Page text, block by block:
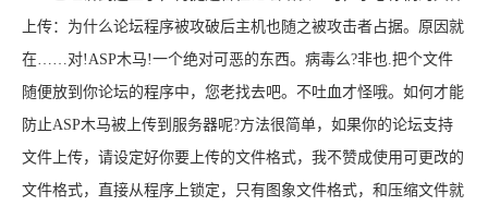
上传：为什么论坛程序被攻破后主机也随之被攻击者占据。原因就
在……对!ASP木马!一个绝对可恶的东西。病毒么?非也.把个文件
随便放到你论坛的程序中，您老找去吧。不吐血才怪哦。如何才能
防止ASP木马被上传到服务器呢?方法很简单，如果你的论坛支持
文件上传，请设定好你要上传的文件格式，我不赞成使用可更改的
文件格式，直接从程序上锁定，只有图象文件格式，和压缩文件就